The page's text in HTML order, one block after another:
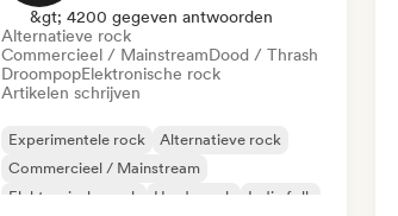
&gt; 4200 gegeven antwoorden
Alternatieve rock
Commercieel / MainstreamDood / Thrash
DroompopElektronische rock
Artikelen schrijven
Experimentele rock
Alternatieve rock
Commercieel / Mainstream
Elektronische rock
Harde rock
Indie folk